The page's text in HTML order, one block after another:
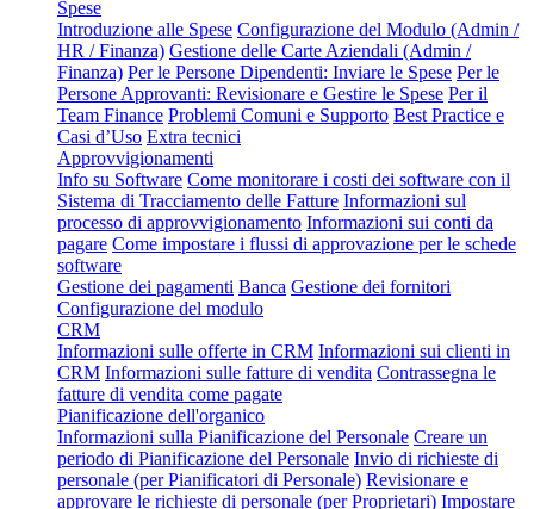
Spese
Introduzione alle Spese Configurazione del Modulo (Admin /
HR / Finanza) Gestione delle Carte Aziendali (Admin /
Finanza) Per le Persone Dipendenti: Inviare le Spese Per le
Persone Approvanti: Revisionare e Gestire le Spese Per il
Team Finance Problemi Comuni e Supporto Best Practice e
Casi d’Uso Extra tecnici
Approvvigionamenti
Info su Software Come monitorare i costi dei software con il
Sistema di Tracciamento delle Fatture Informazioni sul
processo di approvvigionamento Informazioni sui conti da
pagare Come impostare i flussi di approvazione per le schede
software
Gestione dei pagamenti Banca Gestione dei fornitori
Configurazione del modulo
CRM
Informazioni sulle offerte in CRM Informazioni sui clienti in
CRM Informazioni sulle fatture di vendita Contrassegna le
fatture di vendita come pagate
Pianificazione dell'organico
Informazioni sulla Pianificazione del Personale Creare un
periodo di Pianificazione del Personale Invio di richieste di
personale (per Pianificatori di Personale) Revisionare e
approvare le richieste di personale (per Proprietari) Impostare